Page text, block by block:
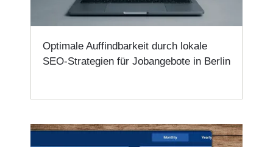
Optimale Auffindbarkeit durch lokale
SEO-Strategien für Jobangebote in Berlin